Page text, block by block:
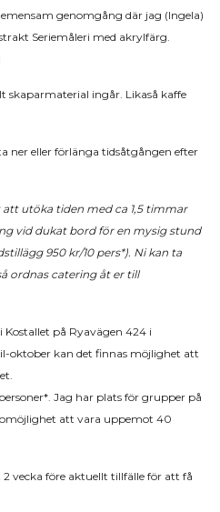
genomgång där jag (Ingela)
Seriemåleri med akrylfärg.
skaparmaterial ingår. Likaså kaffe
ner eller förlänga tidsåtgången efter
utöka tiden med ca 1,5 timmar
vid dukat bord för en mysig stund
950 kr/10 pers*). Ni kan ta
ordnas catering åt er till
på Ryavägen 424 i
oktober kan det finnas möjlighet att
Jag har plats för grupper på
att vara uppemot 40
vecka före aktuellt tillfälle för att få